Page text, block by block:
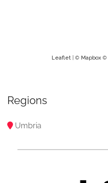
Leaflet | © Mapbox ©
Regions
Umbria